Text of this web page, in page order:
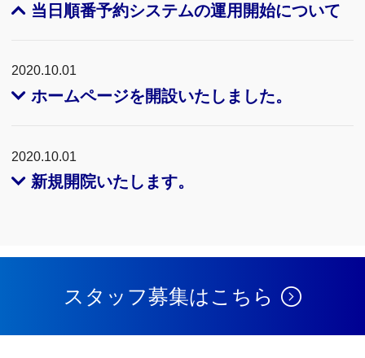
当日順番予約システムの運用開始について
2020.10.01
ホームページを開設いたしました。
2020.10.01
新規開院いたします。
スタッフ募集はこちら